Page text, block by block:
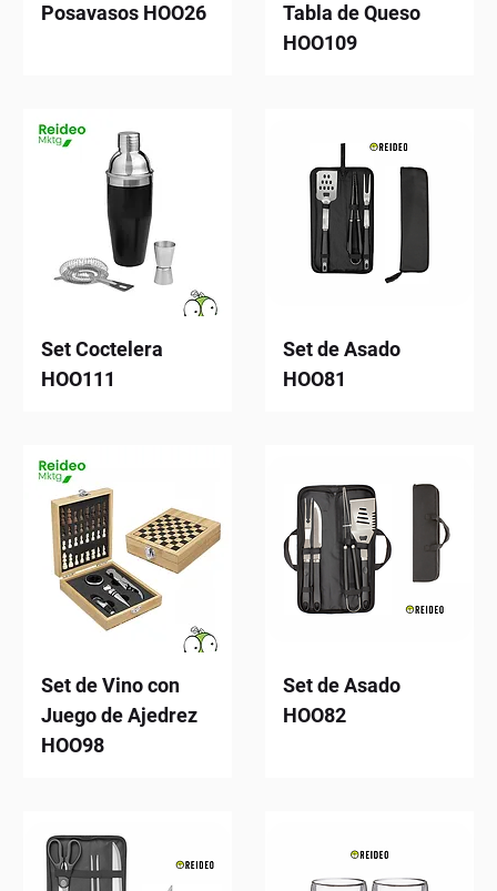
Posavasos HOO26
Tabla de Queso
HOO109
Set Coctelera
HOO111
Set de Asado
HOO81
Set de Vino con
Juego de Ajedrez
HOO98
Set de Asado
HOO82